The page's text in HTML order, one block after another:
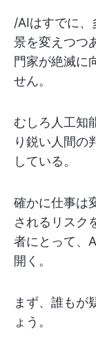
/AIはすでに、
景を変えつつ
門家が絶滅に
せん。
むしろ人工知
り鋭い人間の
している。
確かに仕事は
されるリスク
者にとって、
開く。
まず、誰もが
ょう。